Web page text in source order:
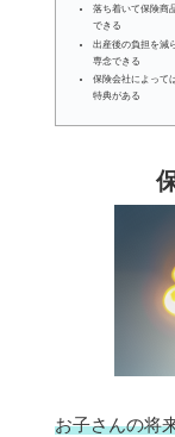
落ち着いて保険商
できる
出産後の負担を減
専念できる
保険会社によって
特典がある
お子さんの将